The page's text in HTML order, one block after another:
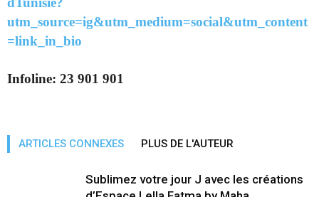
utm_source=ig&utm_medium=social&utm_content
=link_in_bio
Infoline: 23 901 901
ARTICLES CONNEXES PLUS DE L'AUTEUR
Sublimez votre jour J avec les créations